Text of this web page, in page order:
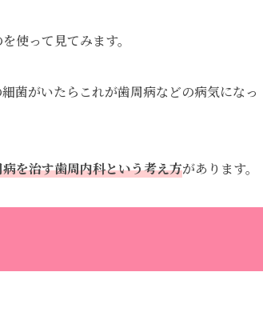
使って見てみます。
菌がいたらこれが歯周病などの病気になっ
を治す歯周内科という考え方があります。